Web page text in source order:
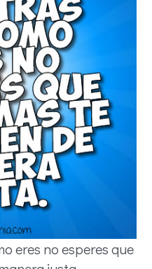
eres no esperes que